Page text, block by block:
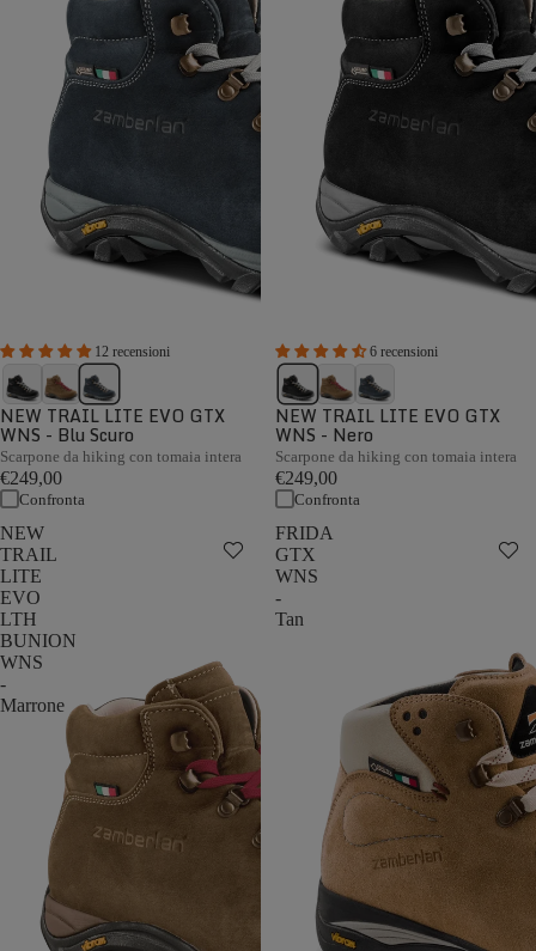
12 recensioni
NEW TRAIL LITE EVO GTX
WNS - Blu Scuro
Scarpone da hiking con tomaia intera
€249,00
Confronta
6 recensioni
NEW TRAIL LITE EVO GTX
WNS - Nero
Scarpone da hiking con tomaia intera
€249,00
Confronta
NEW
TRAIL
LITE
EVO
LTH
BUNION
WNS
-
Marrone
FRIDA
GTX
WNS
-
Tan